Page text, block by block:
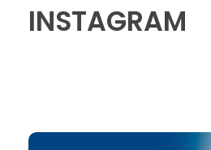
INSTAGRAM